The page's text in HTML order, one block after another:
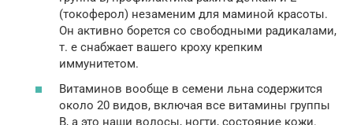
(токоферол) незаменим для маминой красоты.
Он активно борется со свободными радикалами,
т. е снабжает вашего кроху крепким
иммунитетом.
Витаминов вообще в семени льна содержится
около 20 видов, включая все витамины группы
В, а это наши волосы, ногти, состояние кожи.